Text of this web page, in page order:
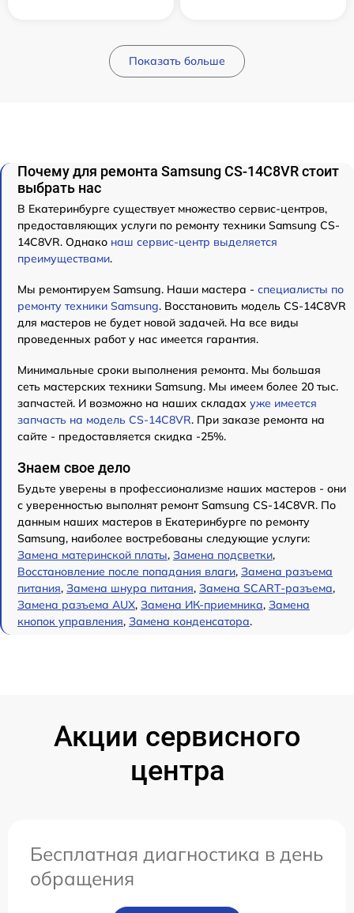
Показать больше
Почему для ремонта Samsung CS-14C8VR стоит
выбрать нас
В Екатеринбурге существует множество сервис-центров,
предоставляющих услуги по ремонту техники Samsung CS-
14C8VR. Однако наш сервис-центр выделяется
преимуществами.
Мы ремонтируем Samsung. Наши мастера - специалисты по
ремонту техники Samsung. Восстановить модель CS-14C8VR
для мастеров не будет новой задачей. На все виды
проведенных работ у нас имеется гарантия.
Минимальные сроки выполнения ремонта. Мы большая
сеть мастерских техники Samsung. Мы имеем более 20 тыс.
запчастей. И возможно на наших складах уже имеется
запчасть на модель CS-14C8VR. При заказе ремонта на
сайте - предоставляется скидка -25%.
Знаем свое дело
Будьте уверены в профессионализме наших мастеров - они
с уверенностью выполнят ремонт Samsung CS-14C8VR. По
данным наших мастеров в Екатеринбурге по ремонту
Samsung, наиболее востребованы следующие услуги:
Замена материнской платы, Замена подсветки,
Восстановление после попадания влаги, Замена разъема
питания, Замена шнура питания, Замена SCART-разъема,
Замена разъема AUX, Замена ИК-приемника, Замена
кнопок управления, Замена конденсатора.
Акции сервисного
центра
Бесплатная диагностика в день
обращения